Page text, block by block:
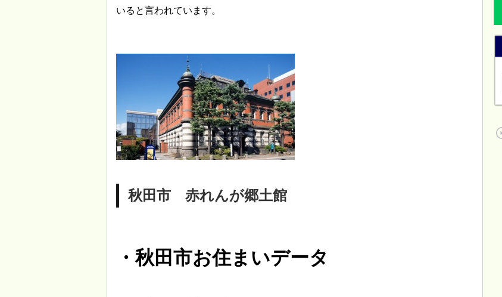
いると言われています。
秋田市 赤れんが郷土館
・秋田市お住まいデータ